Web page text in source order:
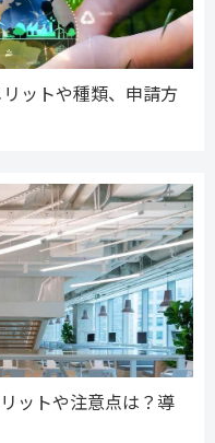
ットや種類、申請方
ットや注意点は？導